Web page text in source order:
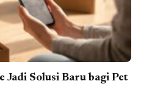
Solusi Baru bagi Pet